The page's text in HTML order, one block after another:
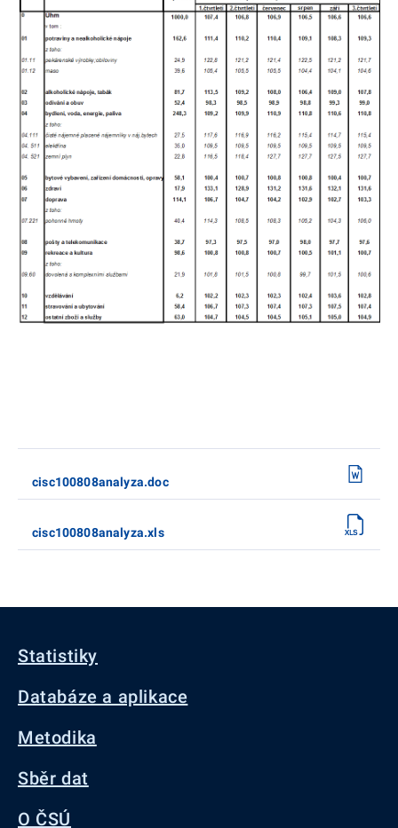
cisc100808analyza.doc
cisc100808analyza.xls
Statistiky
Databáze a aplikace
Metodika
Sběr dat
O ČSÚ